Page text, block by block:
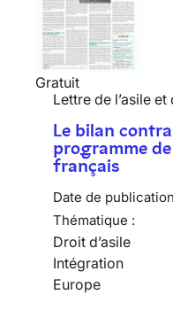
Gratuit
Lettre de l’asile
Le bilan
programme
français
Date de
Thématique :
Droit d’asile
Intégration
Europe